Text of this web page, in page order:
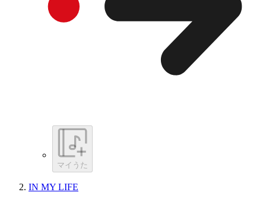
マイうた
IN MY LIFE